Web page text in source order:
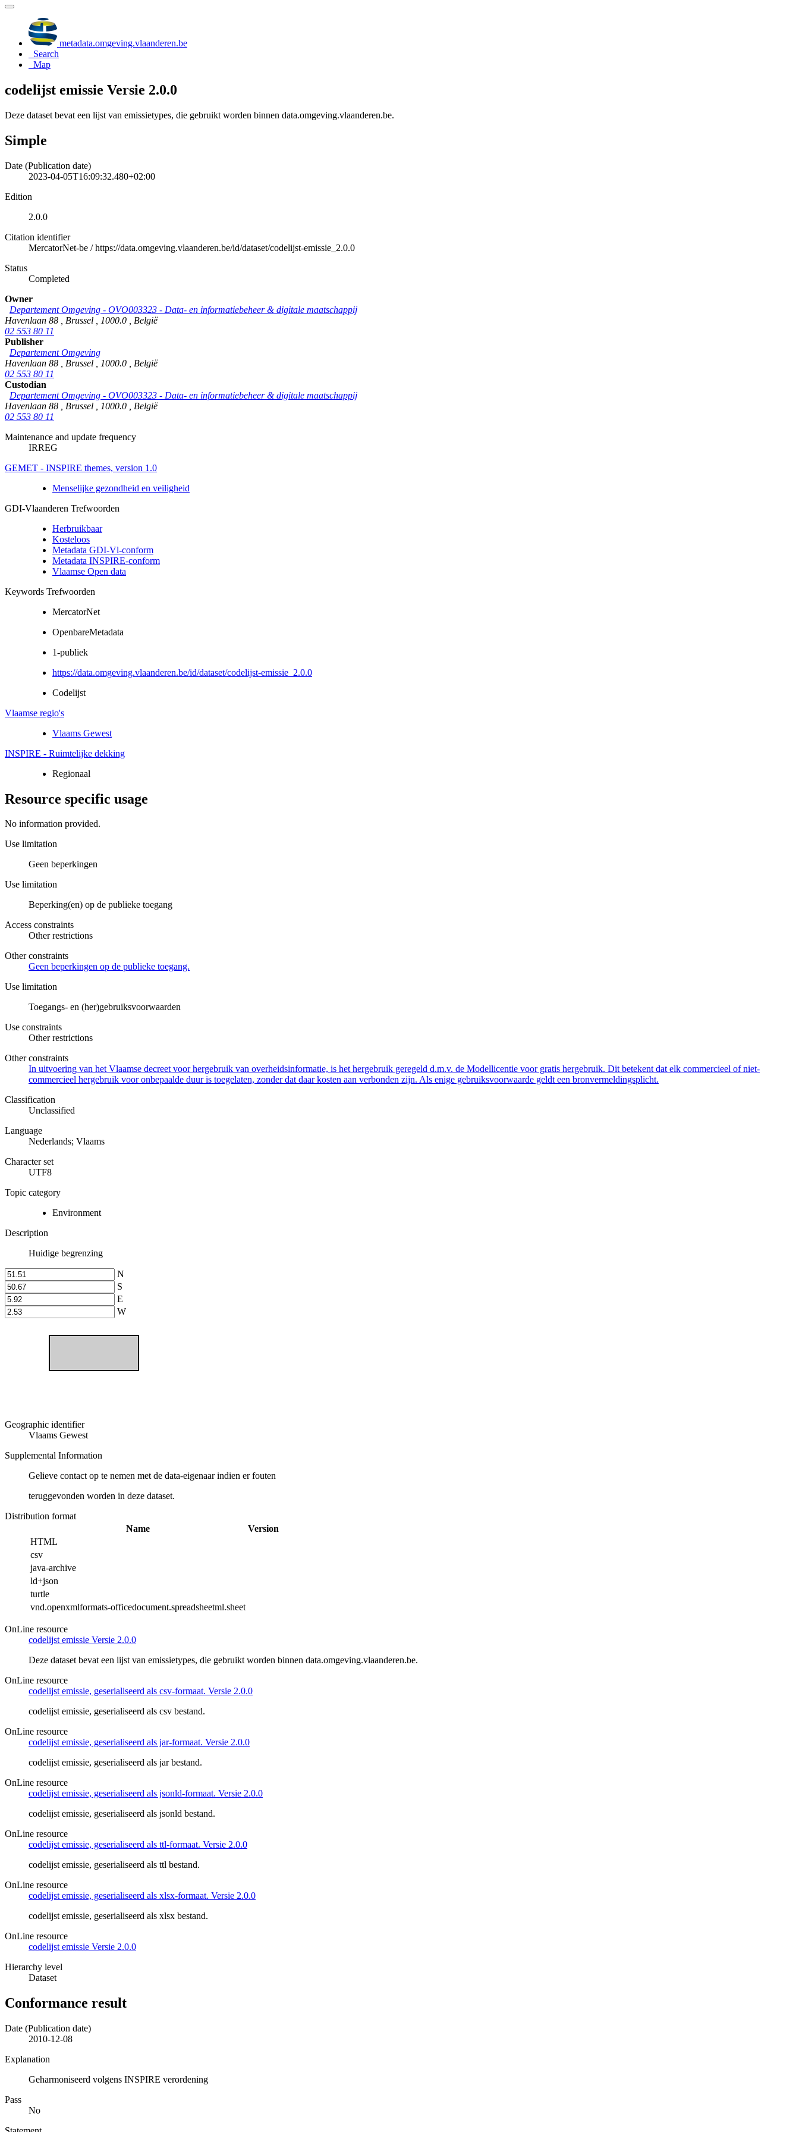
metadata.omgeving.vlaanderen.be
Search
Map
codelijst emissie Versie 2.0.0
Deze dataset bevat een lijst van emissietypes, die gebruikt worden binnen data.omgeving.vlaanderen.be.
Simple
Date (Publication date)
2023-04-05T16:09:32.480+02:00
Edition
2.0.0
Citation identifier
MercatorNet-be /https://data.omgeving.vlaanderen.be/id/dataset/codelijst-emissie_2.0.0
Status
Completed
Owner
Departement Omgeving - OVO003323 - Data- en informatiebeheer & digitale maatschappij
Havenlaan 88
Brussel 1000.0
België
02 553 80 11
Publisher
Departement Omgeving
Havenlaan 88
Brussel 1000.0
België
02 553 80 11
Custodian
Departement Omgeving - OVO003323 - Data- en informatiebeheer & digitale maatschappij
Havenlaan 88
Brussel 1000.0
België
02 553 80 11
Maintenance and update frequency
IRREG
GEMET - INSPIRE themes, version 1.0
Menselijke gezondheid en veiligheid
GDI-Vlaanderen Trefwoorden
Herbruikbaar
Kosteloos
Metadata GDI-Vl-conform
Metadata INSPIRE-conform
Vlaamse Open data
Keywords Trefwoorden
MercatorNet
OpenbareMetadata
1-publiek
https://data.omgeving.vlaanderen.be/id/dataset/codelijst-emissie_2.0.0
Codelijst
Vlaamse regio's
Vlaams Gewest
INSPIRE - Ruimtelijke dekking
Regionaal
Resource specific usage
No information provided.
Use limitation
Geen beperkingen
Use limitation
Beperking(en) op de publieke toegang
Access constraints
Other restrictions
Other constraints
Geen beperkingen op de publieke toegang.
Use limitation
Toegangs- en (her)gebruiksvoorwaarden
Use constraints
Other restrictions
Other constraints
In uitvoering van het Vlaamse decreet voor hergebruik van overheidsinformatie, is het hergebruik geregeld d.m.v. de Modellicentie voor gratis hergebruik. Dit betekent dat elk commercieel of niet-
commercieel hergebruik voor onbepaalde duur is toegelaten, zonder dat daar kosten aan verbonden zijn. Als enige gebruiksvoorwaarde geldt een bronvermeldingsplicht.
Classification
Unclassified
Language
Nederlands; Vlaams
Character set
UTF8
Topic category
Environment
Description
Huidige begrenzing
N
S
E
W
Geographic identifier
Vlaams Gewest
Supplemental Information
Gelieve contact op te nemen met de data-eigenaar indien er fouten
teruggevonden worden in deze dataset.
Distribution format
Name
Version
HTML
csv
java-archive
ld+json
turtle
vnd.openxmlformats-officedocument.spreadsheetml.sheet
OnLine resource
codelijst emissie Versie 2.0.0
Deze dataset bevat een lijst van emissietypes, die gebruikt worden binnen data.omgeving.vlaanderen.be.
OnLine resource
codelijst emissie, geserialiseerd als csv-formaat. Versie 2.0.0
codelijst emissie, geserialiseerd als csv bestand.
OnLine resource
codelijst emissie, geserialiseerd als jar-formaat. Versie 2.0.0
codelijst emissie, geserialiseerd als jar bestand.
OnLine resource
codelijst emissie, geserialiseerd als jsonld-formaat. Versie 2.0.0
codelijst emissie, geserialiseerd als jsonld bestand.
OnLine resource
codelijst emissie, geserialiseerd als ttl-formaat. Versie 2.0.0
codelijst emissie, geserialiseerd als ttl bestand.
OnLine resource
codelijst emissie, geserialiseerd als xlsx-formaat. Versie 2.0.0
codelijst emissie, geserialiseerd als xlsx bestand.
OnLine resource
codelijst emissie Versie 2.0.0
Hierarchy level
Dataset
Conformance result
Date (Publication date)
2010-12-08
Explanation
Geharmoniseerd volgens INSPIRE verordening
Pass
No